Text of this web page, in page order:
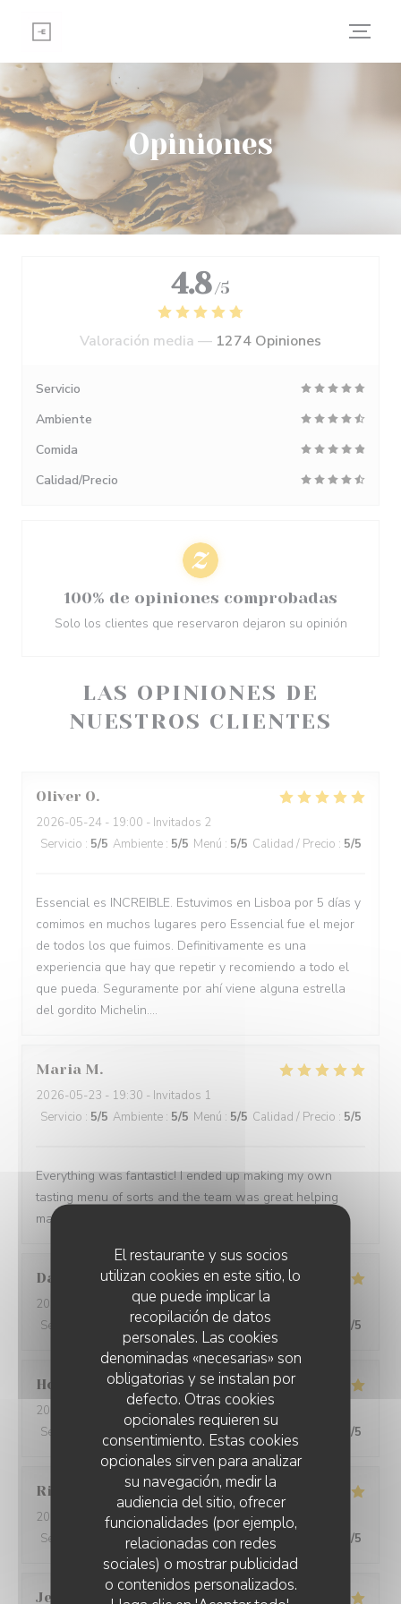
El restaurante y sus socios
utilizan cookies en este sitio, lo
que puede implicar la
recopilación de datos
personales. Las cookies
denominadas «necesarias» son
obligatorias y se instalan por
defecto. Otras cookies
opcionales requieren su
consentimiento. Estas cookies
opcionales sirven para analizar
su navegación, medir la
audiencia del sitio, ofrecer
funcionalidades (por ejemplo,
relacionadas con redes
sociales) o mostrar publicidad
o contenidos personalizados.
Opiniones
LAS OPINIONES DE
NUESTROS CLIENTES
Oliver O
2026-05-24 - 19:00 - Invitados 2
Servicio : 5/5 Ambiente : 5/5 Menú : 5/5 Calidad / Precio : 5/5
Essencial es INCREIBLE. Estuvimos en Lisboa por 5 días y
comimos en muchos lugares pero Essencial fue el mejor
de todos los que fuimos. Definitivamente es una
experiencia que hay que repetir y recomiendo a todo el
que pueda. Seguramente por ahí viene alguna estrella
del gordito Michelin....
Maria M
2026-05-23 - 19:30 - Invitados 1
Servicio : 5/5 Ambiente : 5/5 Menú : 5/5 Calidad / Precio : 5/5
Everything was fantastic! I ended up making my own
tasting menu of sorts and the team was great helping
making a wine paring for each course.
David
2026-05-28
- 19:15 - Invitados 7
Servicio
Ambiente: 5/5 Menú: 5/5 Calidad / Precio /5
Ho Fung T
2026-05-24
- 19:30 - Invitados 2
Servicio
Ambiente Menú : Calidad / Precio /5
Riccardo
2026-05-25
- 21:45 - Invitados 2
Servicio
Ambiente: 4/5 Menú:5 /5 Calidad / Precio /5
Jenny
4.8 /5
Valoración media — 1274 Opiniones
Servicio
Ambiente
Comida
Calidad/Precio
100% de opiniones comprobadas
Solo los clientes que reservaron dejaron su opinión